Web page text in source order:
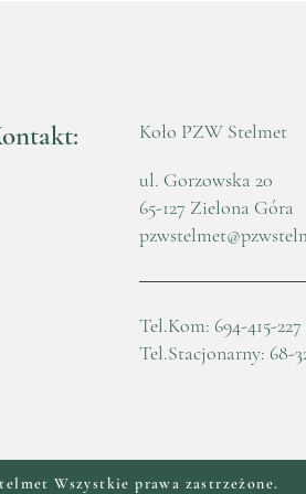
Koło PZW Stelmet
ul. Gorzowska 20
65-127 Zielona Góra
Tel.Kom: 694-415-227
Tel.Stacjonarny: 68-
Wszystkie prawa zastrzeżone.